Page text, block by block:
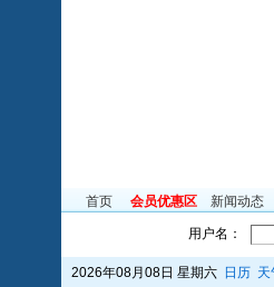
首页 会员优惠区 新闻动态
用户名：
2026年08月08日 星期六 日历 天
[公告]越通国际网球学